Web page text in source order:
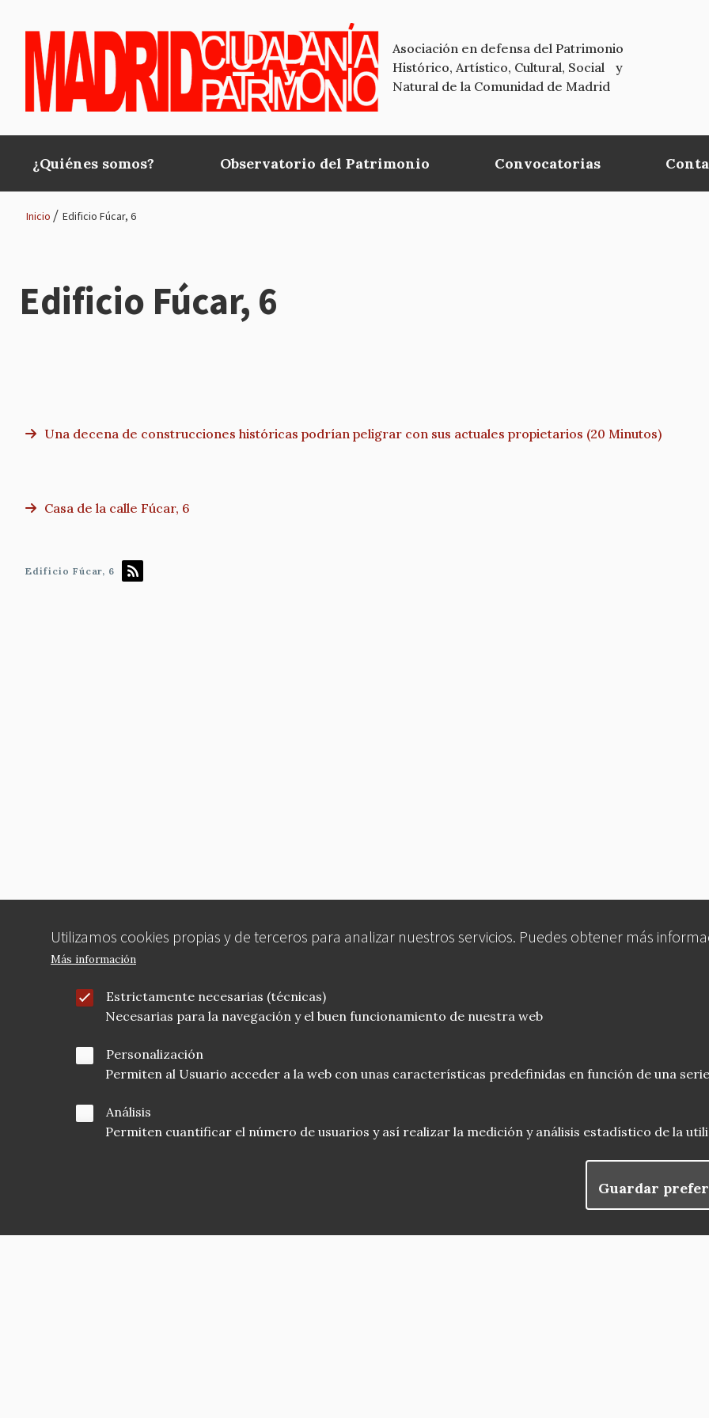
Utilizamos cookies propias y de terceros para analizar nuestros servicios. Puedes obtener más
Más información
Estrictamente necesarias (técnicas)
Necesarias para la navegación y el buen funcionamiento de nuestra web
Personalización
Permiten al Usuario acceder a la web con unas características predefinidas en función de una
Análisis
Permiten cuantificar el número de usuarios y así realizar la medición y análisis estadístico de la
Guardar
Asociación en defensa del Patrimonio
Histórico, Artístico, Cultural, Social y
Natural de la Comunidad de Madrid
Main
navigation
¿Quiénes somos? Observatorio del Patrimonio Convocatorias
de
Inicio Edificio Fúcar, 6
Edificio Fúcar, 6
Una decena de construcciones históricas podrían peligrar con sus actuales propietarios (20 Minutos)
Casa de la calle Fúcar, 6
Edificio Fúcar, 6